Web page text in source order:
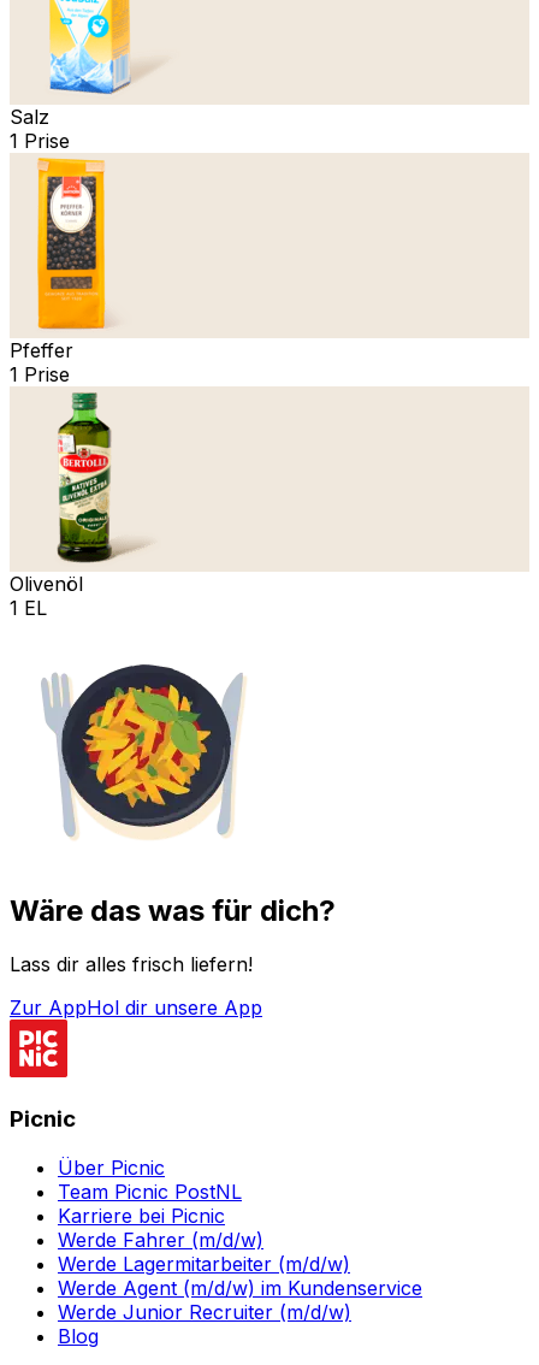
Salz
1 Prise
Pfeffer
1 Prise
Olivenöl
1 EL
Wäre das was für dich?
Lass dir alles frisch liefern!
Zur AppHol dir unsere App
Picnic
Über Picnic
Team Picnic PostNL
Karriere bei Picnic
Werde Fahrer (m/d/w)
Werde Lagermitarbeiter (m/d/w)
Werde Agent (m/d/w) im Kundenservice
Werde Junior Recruiter (m/d/w)
Blog